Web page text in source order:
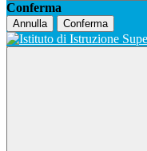
Conferma
Annulla Conferma